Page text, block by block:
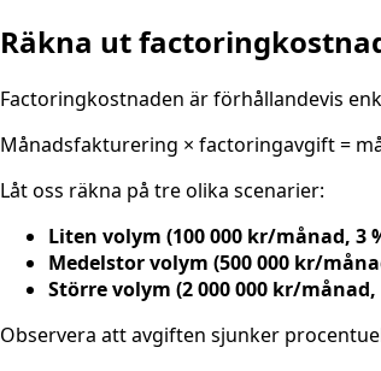
Räkna ut
Factoringkostnaden är förhållandevis
Månadsfakturering × factoringavgift =
Låt oss räkna på tre olika scenarier:
Liten volym (100 000 kr/månad, 3
Medelstor volym (500 000 kr/
Större volym (2 000 000 kr/månad,
Observera att avgiften sjunker